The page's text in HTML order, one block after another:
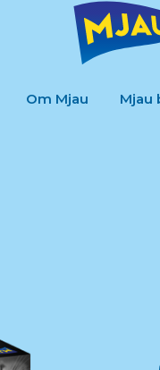
Om Mjau Mjau